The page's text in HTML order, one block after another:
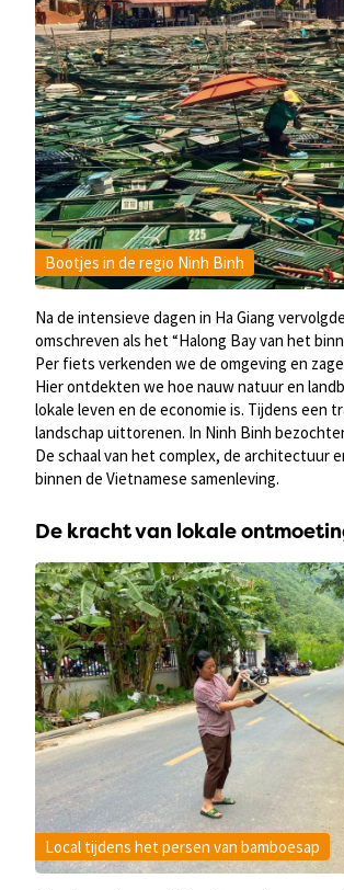
Bootjes in de regio Ninh Binh
Na de intensieve dagen in Ha Giang
omschreven als het “Halong Bay van het
Per fiets verkenden we de omgeving en
Hier ontdekten we hoe nauw natuur en
lokale leven en de economie is. Tijdens
landschap uittorenen. In Ninh Binh
De schaal van het complex, de architectuur
binnen de Vietnamese samenleving.
De kracht van lokale
Local tijdens het persen van bamboesap